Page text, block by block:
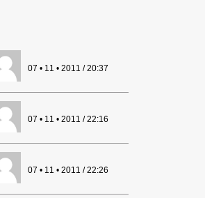
07 • 11 • 2011 / 20:37
07 • 11 • 2011 / 22:16
07 • 11 • 2011 / 22:26